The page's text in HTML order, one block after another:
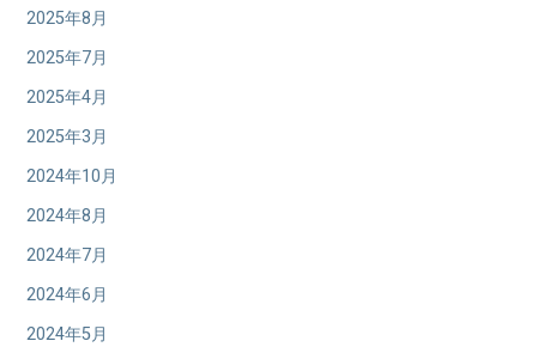
2025年8月
2025年7月
2025年4月
2025年3月
2024年10月
2024年8月
2024年7月
2024年6月
2024年5月